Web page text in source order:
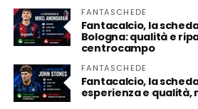
FANTASCHEDE
Fantacalcio, la
Bologna: qualità e
centrocampo
FANTASCHEDE
Fantacalcio, la
esperienza e